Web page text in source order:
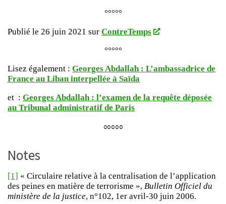
°°°°°
Publié le 26 juin 2021 sur ContreTemps
°°°°°
Lisez également : Georges Abdallah : L’ambassadrice de
France au Liban interpellée à Saïda
et : Georges Abdallah : l’examen de la requête déposée
au Tribunal administratif de Paris
°°°°°
Notes
[1] « Circulaire relative à la centralisation de l’application
des peines en matière de terrorisme », Bulletin Officiel du
ministère de la justice, n°102, 1er avril-30 juin 2006.